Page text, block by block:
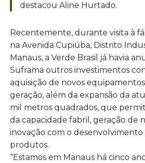
destacou Aline Hurtado.
Recentemente, durante visita à
na Avenida Cupiúba, Distrito
Manaus, a Verde Brasil já havia
Suframa outros investimentos
aquisição de novos
geração, além da expansão da
mil metros quadrados, que
da capacidade fabril, geração de
inovação com o desenvolvimento
produtos.
“Estamos em Manaus há cinco